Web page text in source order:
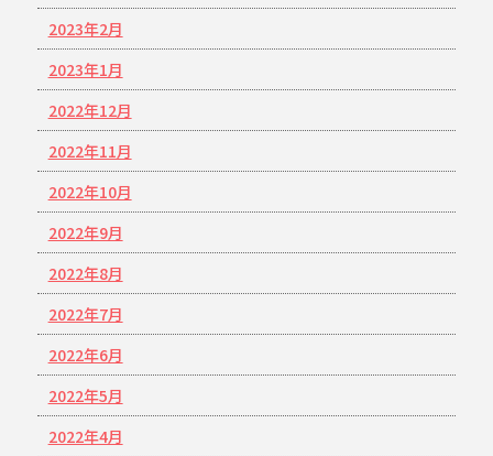
2023年2月
2023年1月
2022年12月
2022年11月
2022年10月
2022年9月
2022年8月
2022年7月
2022年6月
2022年5月
2022年4月